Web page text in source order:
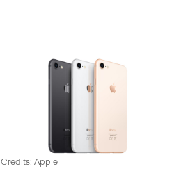
Credits: Apple